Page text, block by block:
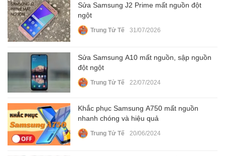
Sửa Samsung J2 Prime mất nguồn đột
ngột
Trung Tử Tế 31/07/2026
Sửa Samsung A10 mất nguồn, sập nguồn
đột ngột
Trung Tử Tế 22/07/2024
Khắc phục Samsung A750 mất nguồn
nhanh chóng và hiệu quả
Trung Tử Tế 20/06/2024